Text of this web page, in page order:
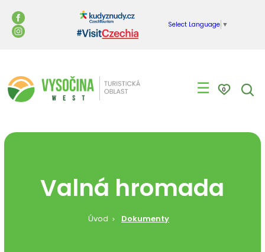
Select Language ▼
☰ 0
Valná hromada
Úvod Dokumenty